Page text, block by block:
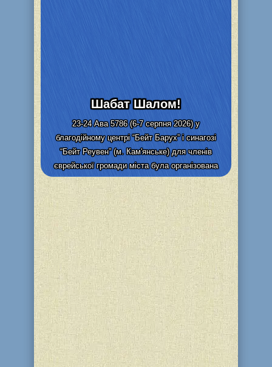
Шабат Шалом!
23-24 Ава 5786 (6-7 серпня 2026) у
благодійному центрі “Бейт Барух” і синагозі
“Бейт Реувен” (м. Кам'янське) для членів
єврейської громади міста була організована
видача та адресна доставка...
Детальніше